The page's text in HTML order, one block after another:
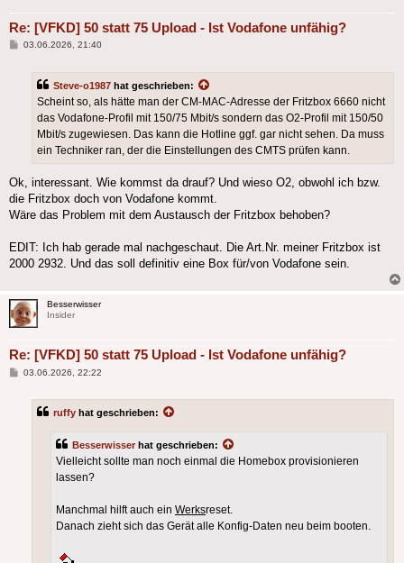
Re: [VFKD] 50 statt 75 Upload - Ist Vodafone unfähig?
Beitrag
03.06.2026, 21:40
Steve-o1987 hat geschrieben:
Scheint so, als hätte man der CM-MAC-Adresse der Fritzbox 6660 nicht
das Vodafone-Profil mit 150/75 Mbit/s sondern das O2-Profil mit 150/50
Mbit/s zugewiesen. Das kann die Hotline ggf. gar nicht sehen. Da muss
ein Techniker ran, der die Einstellungen des CMTS prüfen kann.
Ok, interessant. Wie kommst da drauf? Und wieso O2, obwohl ich bzw.
die Fritzbox doch von Vodafone kommt.
Wäre das Problem mit dem Austausch der Fritzbox behoben?
EDIT: Ich hab gerade mal nachgeschaut. Die Art.Nr. meiner Fritzbox ist
2000 2932. Und das soll definitiv eine Box für/von Vodafone sein.
Besserwisser
Insider
Re: [VFKD] 50 statt 75 Upload - Ist Vodafone unfähig?
Beitrag
03.06.2026, 22:22
ruffy hat geschrieben:
Besserwisser hat geschrieben:
Vielleicht sollte man noch einmal die Homebox provisionieren
lassen?
Manchmal hilft auch ein Werksreset.
Danach zieht sich das Gerät alle Konfig-Daten neu beim booten.